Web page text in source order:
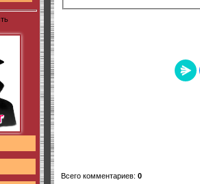
Всего комментариев: 0